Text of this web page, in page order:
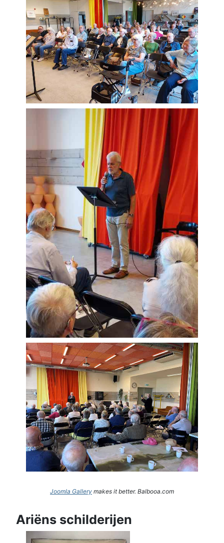
Joomla Gallery makes it better. Balbooa.com
Ariëns schilderijen